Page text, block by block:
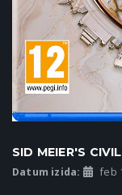
SID MEIER'S
Datum izida: feb